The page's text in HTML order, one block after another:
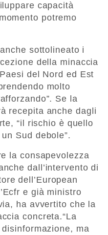
capacità
potremo
sottolineato i
della minaccia
del Nord ed Est
molto
Se la
recepita anche dagli
“il rischio è quello
Sud debole”.
la consapevolezza
dall’intervento di
dell’European
e già ministro
ha avvertito che la
concreta.“La
ma